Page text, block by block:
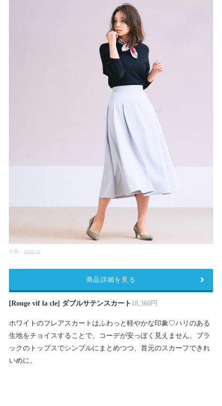
出典： zozo.jp
[Rouge vif la cle] ダブルサテンスカート 18,360円
ホワイトのフレアスカートはふわっと軽やかな印象♡ハリのある
生地をチョイスすることで、コーデが安っぽく見えません。ブラ
ックのトップスでシンプルにまとめつつ、首元のスカーフできれ
いめに。
商品詳細を見る